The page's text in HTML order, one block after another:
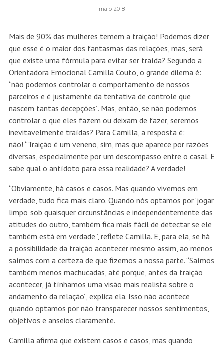
maio 2018
Mais de 90% das mulheres temem a traição! Podemos dizer
que esse é o maior dos fantasmas das relações, mas, será
que existe uma fórmula para evitar ser traída? Segundo a
Orientadora Emocional Camilla Couto, o grande dilema é:
“não podemos controlar o comportamento de nossos
parceiros e é justamente da tentativa de controle que
nascem tantas decepções”. Mas, então, se não podemos
controlar o que eles fazem ou deixam de fazer, seremos
inevitavelmente traídas? Para Camilla, a resposta é:
não! “Traição é um veneno, sim, mas que aparece por razões
diversas, especialmente por um descompasso entre o casal. E
sabe qual o antídoto para essa realidade? A verdade!
“Obviamente, há casos e casos. Mas quando vivemos em
verdade, tudo fica mais claro. Quando nós optamos por ‘jogar
limpo’ sob quaisquer circunstâncias e independentemente das
atitudes do outro, também fica mais fácil de detectar se ele
também está em verdade”, reflete Camilla. E, para ela, se há
a possibilidade da traição acontecer mesmo assim, ao menos
saímos com a certeza de que fizemos a nossa parte. “Saímos
também menos machucadas, até porque, antes da traição
acontecer, já tínhamos uma visão mais realista sobre o
andamento da relação”, explica ela. Isso não acontece
quando optamos por não transparecer nossos sentimentos,
objetivos e anseios claramente.
Camilla afirma que existem casos e casos, mas quando